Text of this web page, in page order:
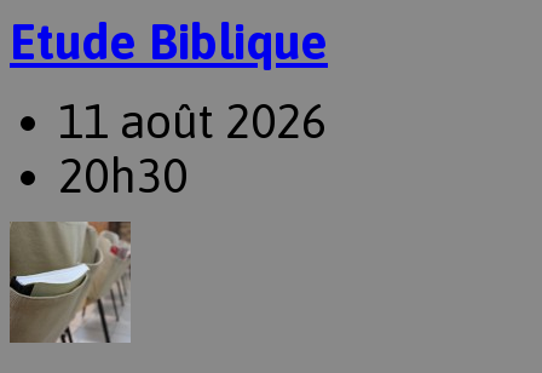
Etude Biblique
11 août 2026
20h30